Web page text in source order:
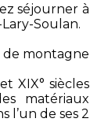
séjourner à
Soulan.
de montagne
XIX° siècles
matériaux
l’un de ses 2